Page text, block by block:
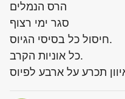
הרס הנמלים
סגר ימי רצוף
חיסול כל בסיסי הגיוס.
כל אוניות הקרב.
תכרע על ארבע לפיוס